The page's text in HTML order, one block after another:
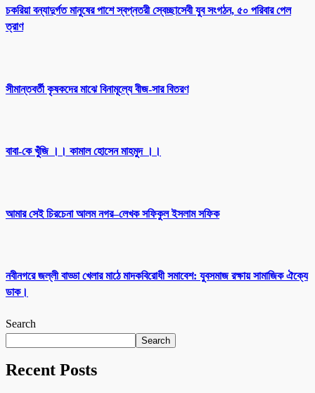
চকরিয়া বন্যাদুর্গত মানুষের পাশে স্বপ্নতরী স্বেচ্ছাসেবী যুব সংগঠন, ৫০ পরিবার পেল
ত্রাণ
সীমান্তবর্তী কৃষকদের মাঝে বিনামূল্যে বীজ-সার বিতরণ
বাবা-কে খুঁজি ।। কামাল হোসেন মাহমুদ ।।
আমার সেই চিরচেনা আলম নগর–লেখক সফিকুল ইসলাম সফিক
নবীনগরে জল্লী বাড্ডা খেলার মাঠে মাদকবিরোধী সমাবেশ: যুবসমাজ রক্ষায় সামাজিক ঐক্যে
ডাক।
Search
Search
Recent Posts